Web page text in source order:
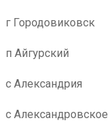
г Городовиковск
п Айгурский
с Александрия
с Александровское